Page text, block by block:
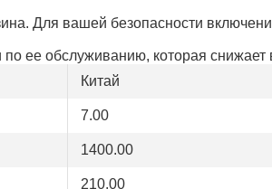
Для вашей безопасности
ее обслуживанию, которая
Китай
7.00
1400.00
210.00